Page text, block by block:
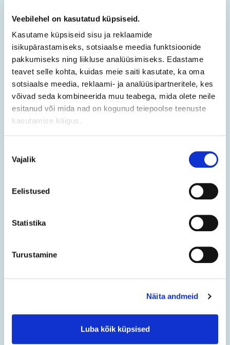
Veebilehel on kasutatud küpsiseid.
Kasutame küpsiseid sisu ja reklaamide
isikupärastamiseks, sotsiaalse meedia funktsioonide
pakkumiseks ning liikluse analüüsimiseks. Edastame
teavet selle kohta, kuidas meie saiti kasutate, ka oma
sotsiaalse meedia, reklaami- ja analüüsipartneritele, kes
võivad seda kombineerida muu teabega, mida olete neile
esitanud või mida nad on kogunud teiepoolse teenuste
kasutamise käigus.
valik
Vajalik
Eelistused
Statistika
Turustamine
Näita andmeid
Luba kõik küpsised
greeneuropeanjournal.eu
muutunud ülioluliseks ning .eu on üleeuroopaline